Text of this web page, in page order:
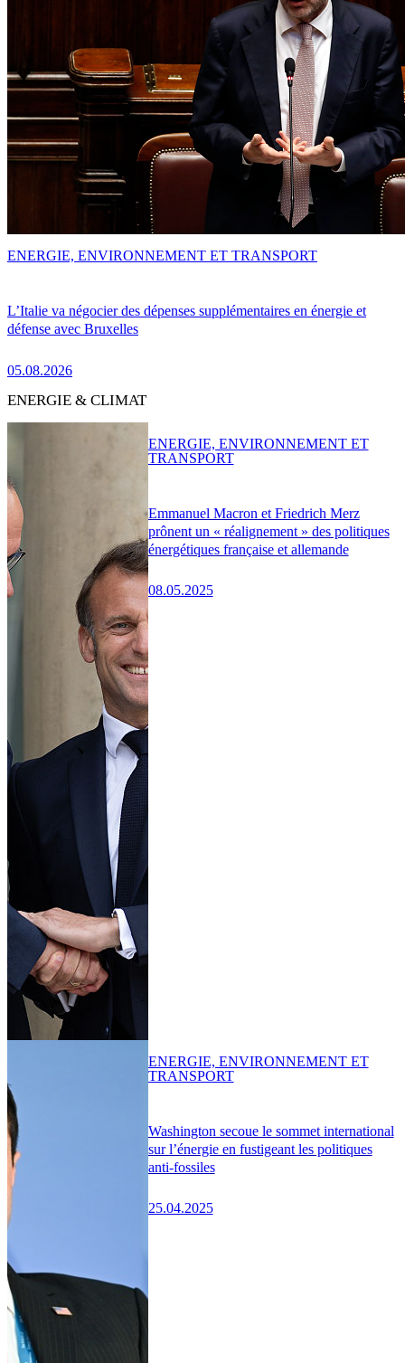
L’Italie va négocier des dépenses supplémentaires en énergie et
défense avec Bruxelles
05.08.2026
ENERGIE, ENVIRONNEMENT ET TRANSPORT
ENERGIE & CLIMAT
Emmanuel Macron et Friedrich Merz
prônent un « réalignement » des politiques
énergétiques française et allemande
08.05.2025
ENERGIE, ENVIRONNEMENT ET
TRANSPORT
Washington secoue le sommet international
sur l’énergie en fustigeant les politiques
anti-fossiles
25.04.2025
ENERGIE, ENVIRONNEMENT ET
TRANSPORT